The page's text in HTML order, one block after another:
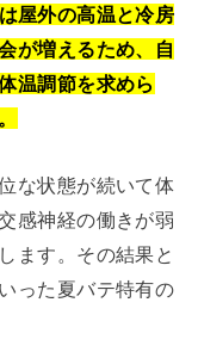
屋外の高温と冷房
が増えるため、自
温調節を求めら
な状態が続いて体
感神経の働きが弱
ます。その結果と
った夏バテ特有の